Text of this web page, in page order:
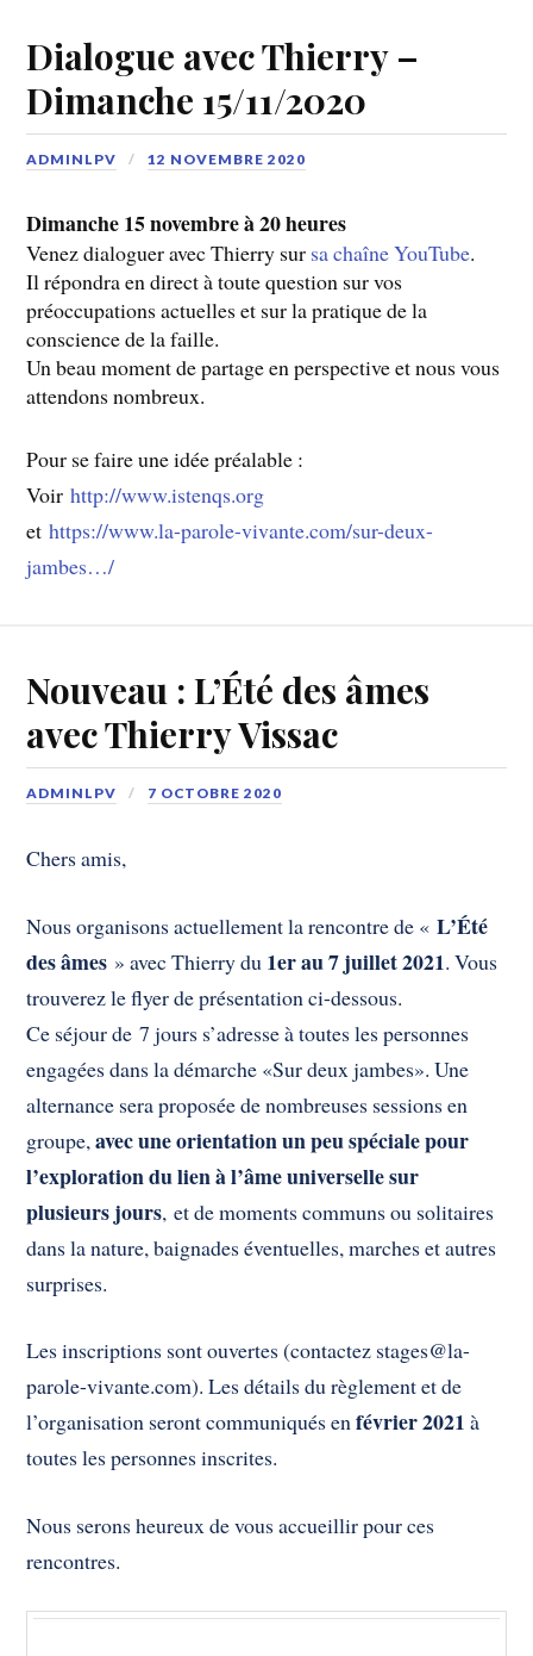
Dialogue avec Thierry –
Dimanche 15/11/2020
ADMINLPV 12 NOVEMBRE 2020
Dimanche 15 novembre à 20 heures
Venez dialoguer avec Thierry sur sa chaîne YouTube.
Il répondra en direct à toute question sur vos
préoccupations actuelles et sur la pratique de la
conscience de la faille.
Un beau moment de partage en perspective et nous vous
attendons nombreux.
Pour se faire une idée préalable :
Voirhttp://www.istenqs.org
ethttps://www.la-parole-vivante.com/sur-deux-
jambes…/
Nouveau : L’Été des âmes
avec Thierry Vissac
ADMINLPV 7 OCTOBRE 2020
Chers amis,
Nous organisons actuellement la rencontre de «L’Été
des âmes » avec Thierry du 1er au 7 juillet 2021. Vous
trouverez le flyer de présentation ci-dessous.
Ce séjour de 7 jours s’adresse à toutes les personnes
engagées dans la démarche «Sur deux jambes». Une
alternance sera proposée de nombreuses sessions en
groupe,avec une orientation un peu spéciale pour
l’exploration du lien à l’âme universelle sur
plusieurs jours, et de moments communs ou solitaires
dans la nature, baignades éventuelles, marches et autres
surprises.
Les inscriptions sont ouvertes (contactez stages@la-
parole-vivante.com). Les détails du règlement et de
l’organisation seront communiqués enfévrier 2021 à
toutes les personnes inscrites.
Nous serons heureux de vous accueillir pour ces
rencontres.